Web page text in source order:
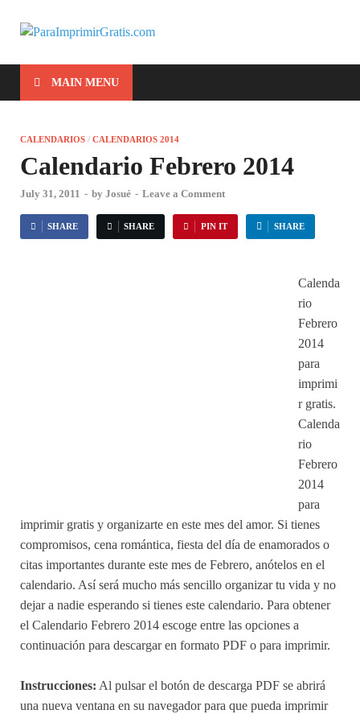
MAIN MENU
CALENDARIOS / CALENDARIOS 2014
Calendario Febrero 2014
July 31, 2011 - by Josué - Leave a Comment
SHARE SHARE PIN IT SHARE
Calenda
rio
Febrero
2014
para
imprimi
r gratis.
Calenda
rio
Febrero
2014
para
imprimir gratis y organizarte en este mes del amor. Si tienes
compromisos, cena romántica, fiesta del día de enamorados o
citas importantes durante este mes de Febrero, anótelos en el
calendario. Así será mucho más sencillo organizar tu vida y no
dejar a nadie esperando si tienes este calendario. Para obtener
el Calendario Febrero 2014 escoge entre las opciones a
continuación para descargar en formato PDF o para imprimir.
Instrucciones: Al pulsar el botón de descarga PDF se abrirá
una nueva ventana en su navegador para que pueda imprimir